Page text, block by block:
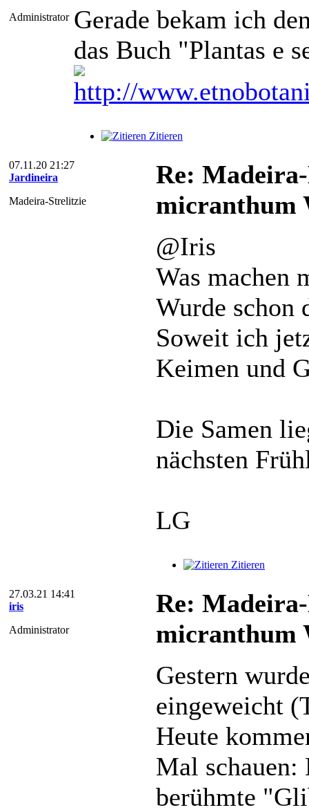
Administrator Gerade bekam ich
das Buch "Plantas e
http://
Zitieren
07.11.20 21:27
Jardineira
Madeira-Strelitzie
Re:
micranthum
@Iris
Was machen
Wurde schon
Soweit ich
Keimen und
Die Samen
nächsten
LG
Zitieren
27.03.21 14:41
iris
Administrator
Re:
micranthum
Gestern
eingeweicht
Heute
Mal schauen:
berühmte